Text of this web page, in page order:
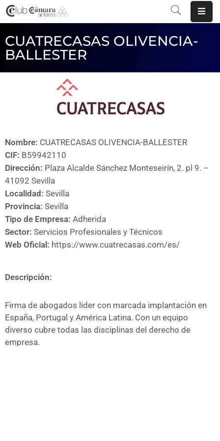
INICIO
SERVICIOS
COMUNICACIÓN
EMPRESAS
VOLVER
A
CÁMARA
CUATRECASAS OLIVENCIA-
BALLESTER
Nombre: CUATRECASAS OLIVENCIA-BALLESTER
CIF: B59942110
Dirección: Plaza Alcalde Sánchez Monteseirín, 2. pl 9. –
41092 Sevilla
Localidad: Sevilla
Provincia: Sevilla
Tipo de Empresa: Adherida
Sector: Servicios Profesionales y Técnicos
Web Oficial: https://www.cuatrecasas.com/es/
Descripción:
Firma de abogados líder con marcada implantación en
España, Portugal y América Latina. Con un equipo
diverso cubre todas las disciplinas del derecho de
empresa.